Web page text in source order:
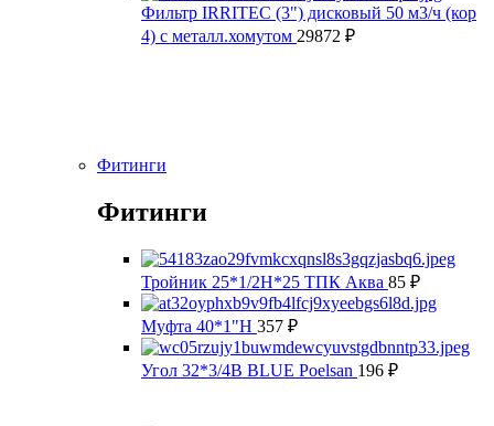
Фильтр IRRITEC (3") дисковый 50 м3/ч (кор
4) с металл.хомутом 29872 ₽
Фитинги
Фитинги
Тройник 25*1/2Н*25 ТПК Аква 85 ₽
Муфта 40*1"Н 357 ₽
Угол 32*3/4В BLUE Poelsan 196 ₽